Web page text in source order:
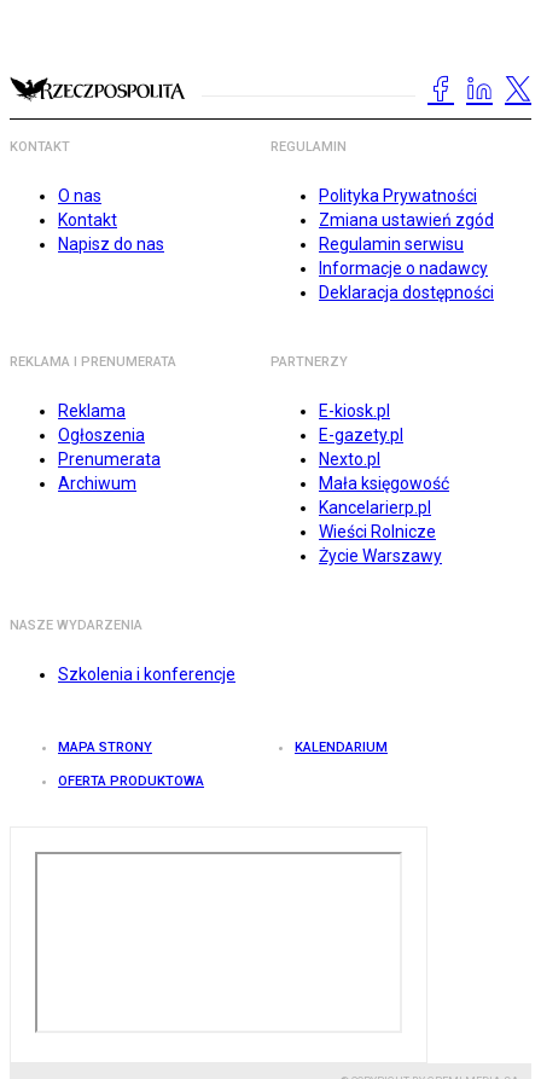
KONTAKT
O nas
Kontakt
Napisz do nas
REGULAMIN
Polityka Prywatności
Zmiana ustawień zgód
Regulamin serwisu
Informacje o nadawcy
Deklaracja dostępności
REKLAMA I PRENUMERATA
Reklama
Ogłoszenia
Prenumerata
Archiwum
PARTNERZY
E-kiosk.pl
E-gazety.pl
Nexto.pl
Mała księgowość
Kancelarierp.pl
Wieści Rolnicze
Życie Warszawy
NASZE WYDARZENIA
Szkolenia i konferencje
MAPA STRONY KALENDARIUM
OFERTA PRODUKTOWA